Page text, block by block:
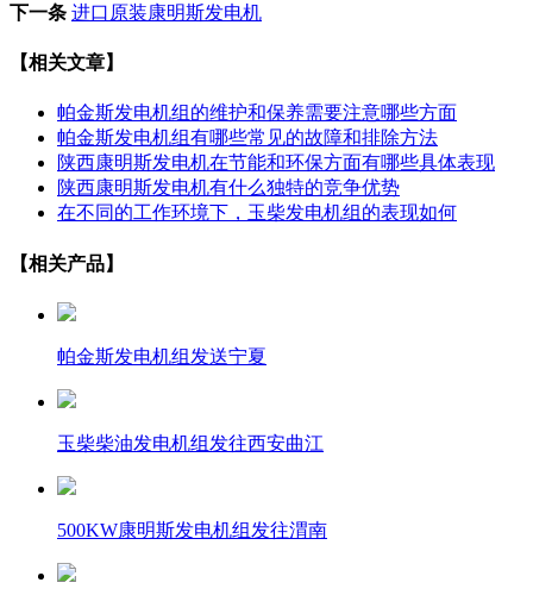
下一条 进口原装康明斯发电机
【相关文章】
帕金斯发电机组的维护和保养需要注意哪些方面
帕金斯发电机组有哪些常见的故障和排除方法
陕西康明斯发电机在节能和环保方面有哪些具体表现
陕西康明斯发电机有什么独特的竞争优势
在不同的工作环境下，玉柴发电机组的表现如何
【相关产品】
帕金斯发电机组发送宁夏
玉柴柴油发电机组发往西安曲江
500KW康明斯发电机组发往渭南